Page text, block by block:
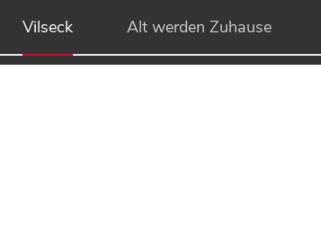
Vilseck Alt werden Zuhause